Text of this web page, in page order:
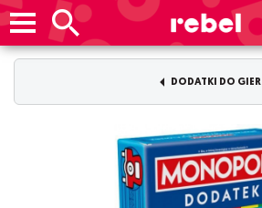
DODATKI DO GIER